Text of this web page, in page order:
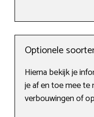
Optionele
Hierna bekijk je
je af en toe mee te
verbouwingen of